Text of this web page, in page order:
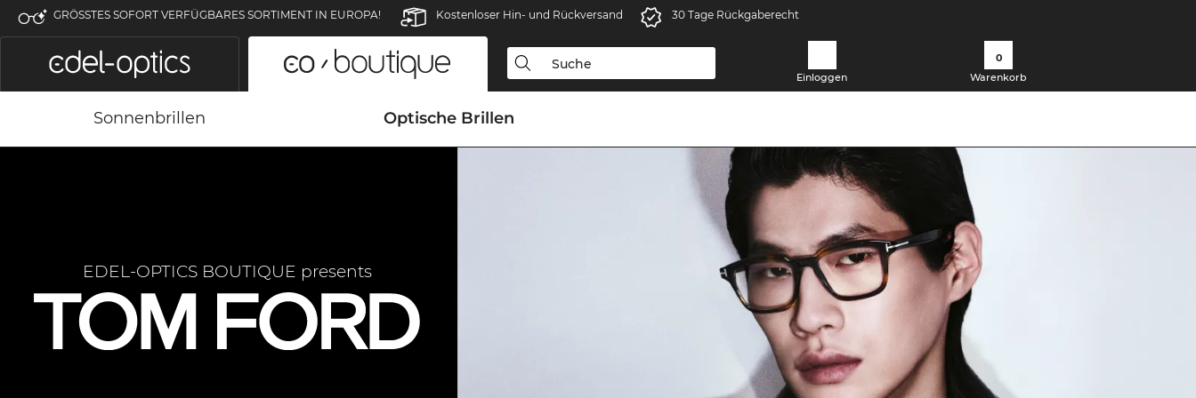
GRÖSSTES SOFORT VERFÜGBARES SORTIMENT IN EUROPA! Kostenloser Hin- und Rückversand 30 Tage Rückgaberecht
Einloggen
0
Warenkorb
Sonnenbrillen Optische Brillen
EDEL-OPTICS BOUTIQUE presents